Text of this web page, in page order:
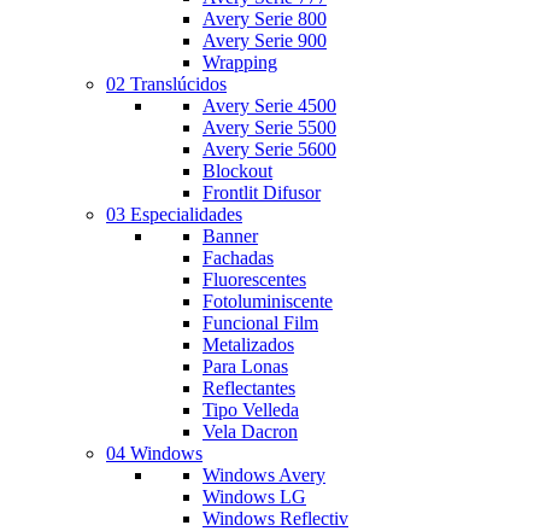
Avery Serie 800
Avery Serie 900
Wrapping
02 Translúcidos
Avery Serie 4500
Avery Serie 5500
Avery Serie 5600
Blockout
Frontlit Difusor
03 Especialidades
Banner
Fachadas
Fluorescentes
Fotoluminiscente
Funcional Film
Metalizados
Para Lonas
Reflectantes
Tipo Velleda
Vela Dacron
04 Windows
Windows Avery
Windows LG
Windows Reflectiv